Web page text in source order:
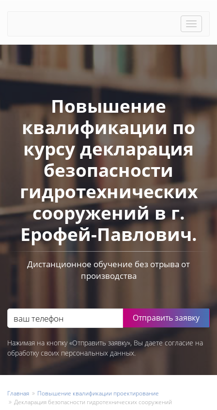
Toggle
Повышение
квалификации по
курсу декларация
безопасности
гидротехнических
сооружений в г.
Ерофей-Павлович.
Дистанционное обучение без отрыва от
производства
Отправить заявку
Нажимая на кнопку «Отправить заявку», Вы даете согласие на
обработку своих персональных данных.
Главная
Повышение квалификации проектирование
Декларация безопасности гидротехнических сооружений